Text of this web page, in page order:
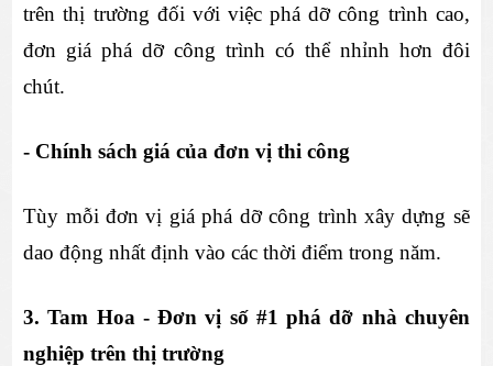
trên thị trường đối với việc phá dỡ công trình cao,
đơn giá phá dỡ công trình có thể nhỉnh hơn đôi
chút.
- Chính sách giá của đơn vị thi công
Tùy mỗi đơn vị giá phá dỡ công trình xây dựng sẽ
dao động nhất định vào các thời điểm trong năm.
3. Tam Hoa - Đơn vị số #1 phá dỡ nhà chuyên
nghiệp trên thị trường